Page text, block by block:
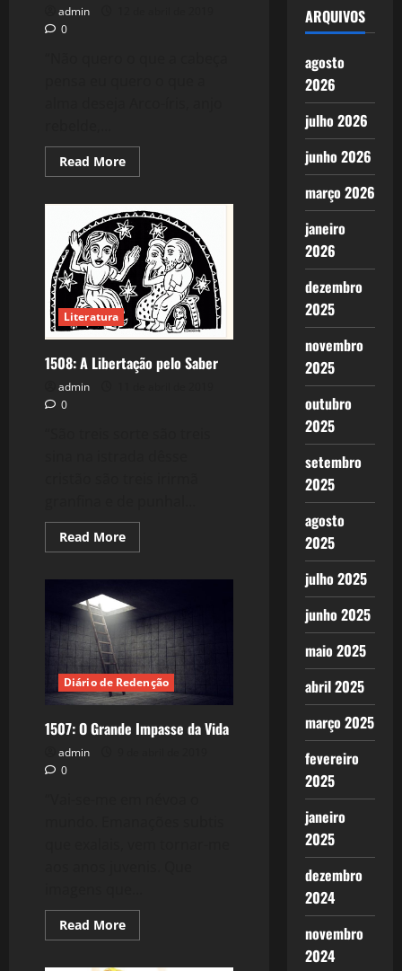
admin
0
Read MoreRead
more
–
A
Identidade
dos
Sabidos.
Literatura
1508: A Libertação pelo Saber
admin
0
Read MoreRead
more
Libertação
pelo
Saber
Diário de Redenção
1507: O Grande Impasse da Vida
admin
0
Read MoreRead
more
ARQUIVOS
agosto
2026
julho 2026
junho 2026
março 2026
janeiro
2026
dezembro
2025
novembro
2025
outubro
2025
setembro
2025
agosto
2025
julho 2025
junho 2025
maio 2025
abril 2025
março 2025
fevereiro
2025
janeiro
2025
dezembro
2024
novembro
2024